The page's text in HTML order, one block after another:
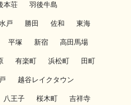
本荘 羽後牛島
戸 勝田 佐和 東海
平塚 新宿 高田馬場
有楽町 浜松町 田町
越谷レイクタウン
八王子 桜木町 吉祥寺